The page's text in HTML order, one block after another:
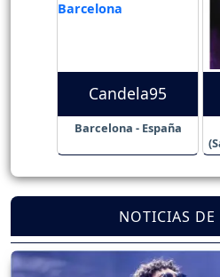
Candela95
Barcelona - España
NOTICIAS